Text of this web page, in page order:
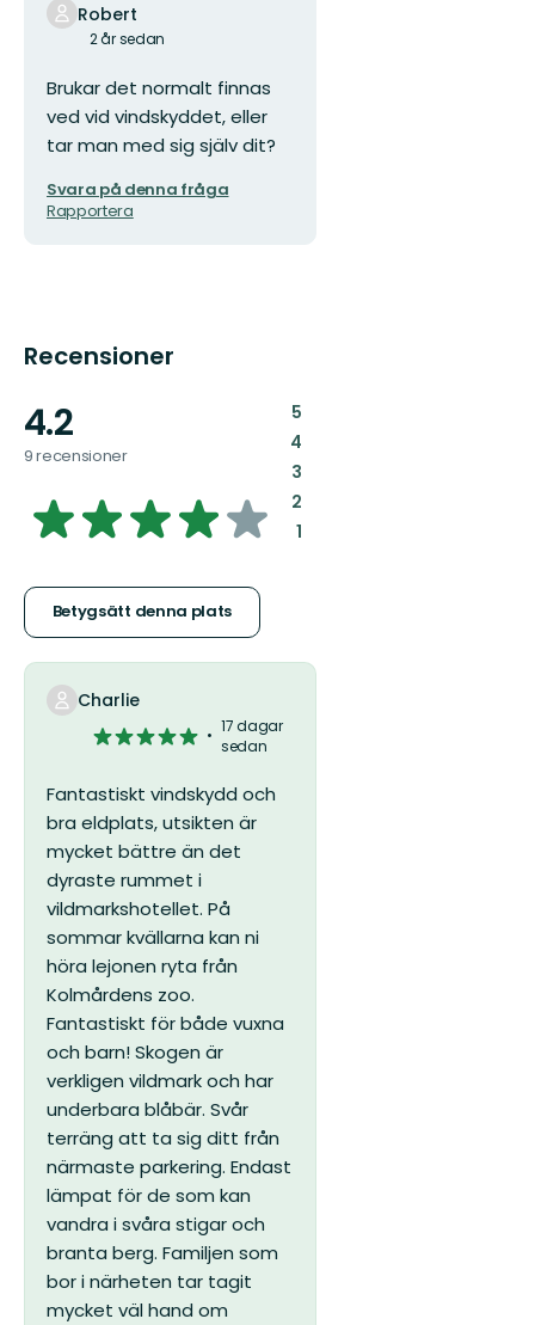
Robert
2 år sedan
Brukar det normalt finnas
ved vid vindskyddet, eller
tar man med sig själv dit?
Svara på denna fråga
Rapportera
Recensioner
4.2
9 recensioner
4.249550244153173
5
stjärnor
Betygsätt denna plats
5:
4:
3:
2:
1:
Charlie
5
5
stjärnor
17 dagar
sedan
Fantastiskt vindskydd och
bra eldplats, utsikten är
mycket bättre än det
dyraste rummet i
vildmarkshotellet. På
sommar kvällarna kan ni
höra lejonen ryta från
Kolmårdens zoo.
Fantastiskt för både vuxna
och barn!Skogen är
verkligen vildmark och har
underbara blåbär. Svår
terräng att ta sig ditt från
närmaste parkering. Endast
lämpat för de som kan
vandra i svåra stigar och
branta berg. Familjen som
bor i närheten tar tagit
mycket väl hand om